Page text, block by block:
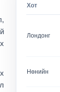
Хот
Лондонг
Нөнийн